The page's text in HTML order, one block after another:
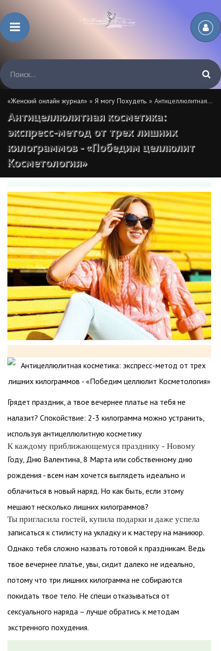
«Женский онлайн журнал» » Я могу Похудеть. » Антицеллюлитная косметика: экспресс-метод от трех лишних килограммов - «Победим целлюлит Косметология»
Антицеллюлитная косметика:
экспресс-метод от трех лишних
килограммов - «Победим целлюлит
Косметология»
Грядет праздник, а твое вечернее платье на тебя не
налазит? Спокойствие: 2-3 килограмма можно устранить,
используя антицеллюлитную косметику
К каждому приближающемуся празднику - Новому
Году, Дню Валентина, 8 Марта или собственному дню
рождения - всем нам хочется выглядеть идеально и
облачиться в новый наряд. Но как быть, если этому
мешают несколько лишних килограммов?
Ты пригласила гостей, купила подарки и даже успела
записаться к стилисту на укладку и к мастеру на маникюр.
Однако тебя сложно назвать готовой к праздникам. Ведь
твое вечернее платье, увы, сидит далеко не идеально,
потому что три лишних килограмма не собираются
покидать твое тело. Не спеши отказываться от
сексуального наряда – лучше обратись к методам
экстренного похудения.